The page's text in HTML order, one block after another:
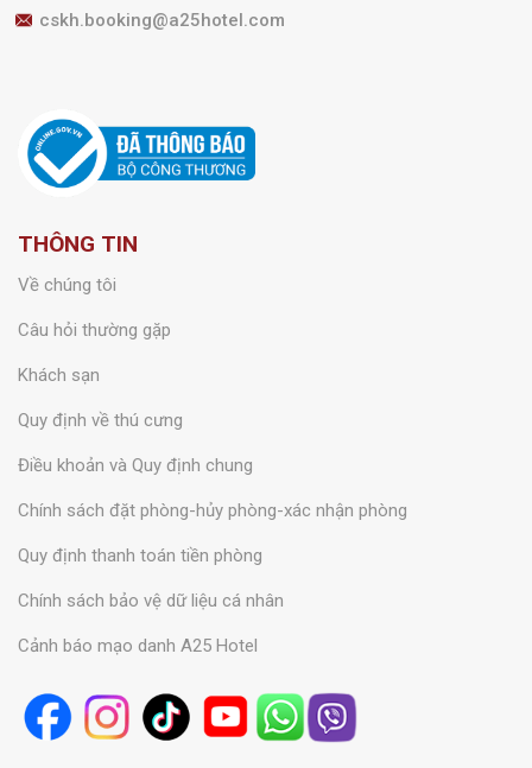
cskh.booking@a25hotel.com
THÔNG TIN
Về chúng tôi
Câu hỏi thường gặp
Khách sạn
Quy định về thú cưng
Điều khoản và Quy định chung
Chính sách đặt phòng-hủy phòng-xác nhận phòng
Quy định thanh toán tiền phòng
Chính sách bảo vệ dữ liệu cá nhân
Cảnh báo mạo danh A25 Hotel